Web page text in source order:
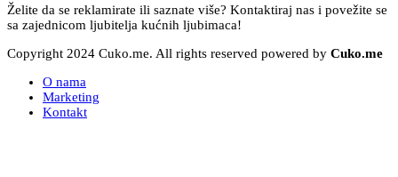
Želite da se reklamirate ili saznate više? Kontaktiraj nas i povežite se
sa zajednicom ljubitelja kućnih ljubimaca!
Copyright 2024 Cuko.me. All rights reserved powered by Cuko.me
O nama
Marketing
Kontakt